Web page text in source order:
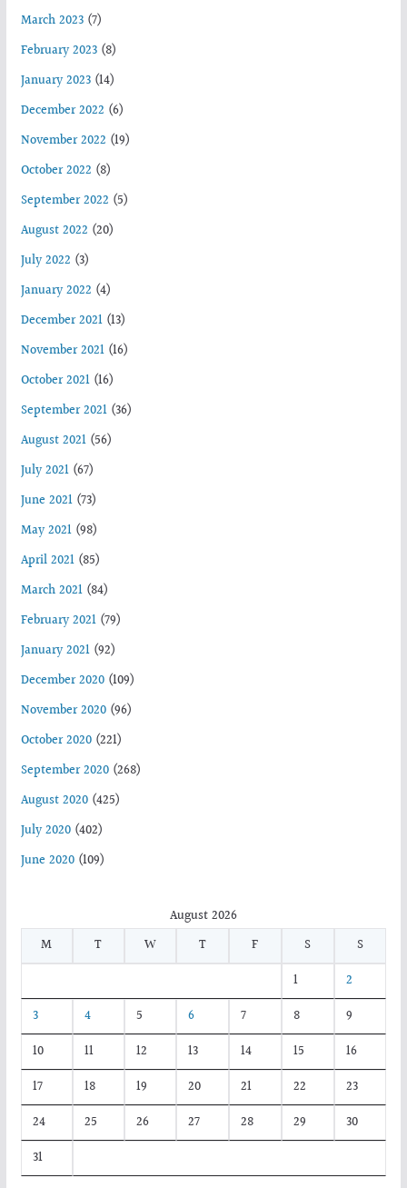
March 2023(7)
February 2023(8)
January 2023(14)
December 2022 (6)
November 2022 (19)
October 2022 (8)
September 2022 (5)
August 2022 (20)
July 2022 (3)
January 2022 (4)
December 2021(13)
November 2021(16)
October 2021(16)
September 2021(36)
August 2021(56)
July 2021(67)
June 2021(73)
May 2021(98)
April 2021(85)
March 2021(84)
February 2021(79)
January 2021(92)
December 2020(109)
November 2020(96)
October 2020(221)
September 2020(268)
August 2020(425)
July 2020(402)
June 2020(109)
August 2026
M
T W T F S
S
1
2
3
4 5 6 7 8
9
10
11 12 13 14 15
16
17
18 19 20 21 22
23
24
25 26 27 28 29
30
31